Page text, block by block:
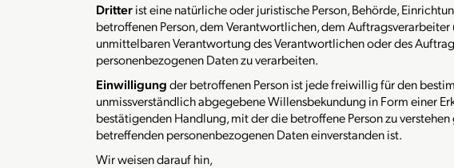
Dritterist eine natürliche oder juristische Person, Behörde,
betroffenen Person, dem Verantwortlichen, dem Auftragsverarbeiter
unmittelbaren Verantwortung des Verantwortlichen oder des
personenbezogenen Daten zu verarbeiten.
Einwilligungder betroffenen Person ist jede freiwillig für den
unmissverständlich abgegebene Willensbekundung in Form einer
bestätigenden Handlung, mit der die betroffene Person zu
betreffenden personenbezogenen Daten einverstanden ist.
Wir weisen darauf hin,